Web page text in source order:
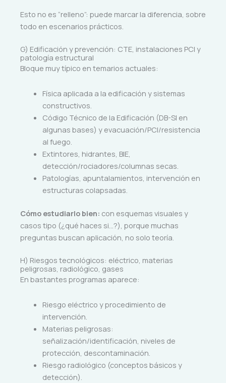
Esto no es “relleno”: puede marcar la diferencia, sobre
todo en escenarios prácticos.
G) Edificación y prevención: CTE, instalaciones PCI y
patología estructural
Bloque muy típico en temarios actuales:
Física aplicada a la edificación y sistemas
constructivos.
Código Técnico de la Edificación (DB-SI en
algunas bases) y evacuación/PCI/resistencia
al fuego.
Extintores, hidrantes, BIE,
detección/rociadores/columnas secas.
Patologías, apuntalamientos, intervención en
estructuras colapsadas.
Cómo estudiarlo bien: con esquemas visuales y
casos tipo (¿qué haces si…?), porque muchas
preguntas buscan aplicación, no solo teoría.
H) Riesgos tecnológicos: eléctrico, materias
peligrosas, radiológico, gases
En bastantes programas aparece:
Riesgo eléctrico y procedimiento de
intervención.
Materias peligrosas:
señalización/identificación, niveles de
protección, descontaminación.
Riesgo radiológico (conceptos básicos y
detección).